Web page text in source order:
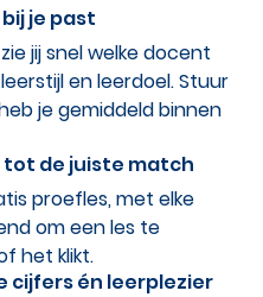
je past
jij snel welke docent
en leerdoel. Stuur
je gemiddeld binnen
de juiste match
proefles, met elke
om een les te
het klikt.
cijfers én leerplezier